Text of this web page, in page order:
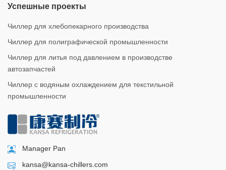
Успешные проекты
Чиллер для хлебопекарного производства
Чиллер для полиграфической промышленности
Чиллер для литья под давлением в производстве
автозапчастей
Чиллер с водяным охлаждением для текстильной
промышленности
Manager Pan
kansa@kansa-chillers.com